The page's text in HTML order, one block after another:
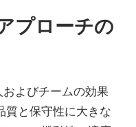
プローチの
よびチームの効果
質と保守性に大きな